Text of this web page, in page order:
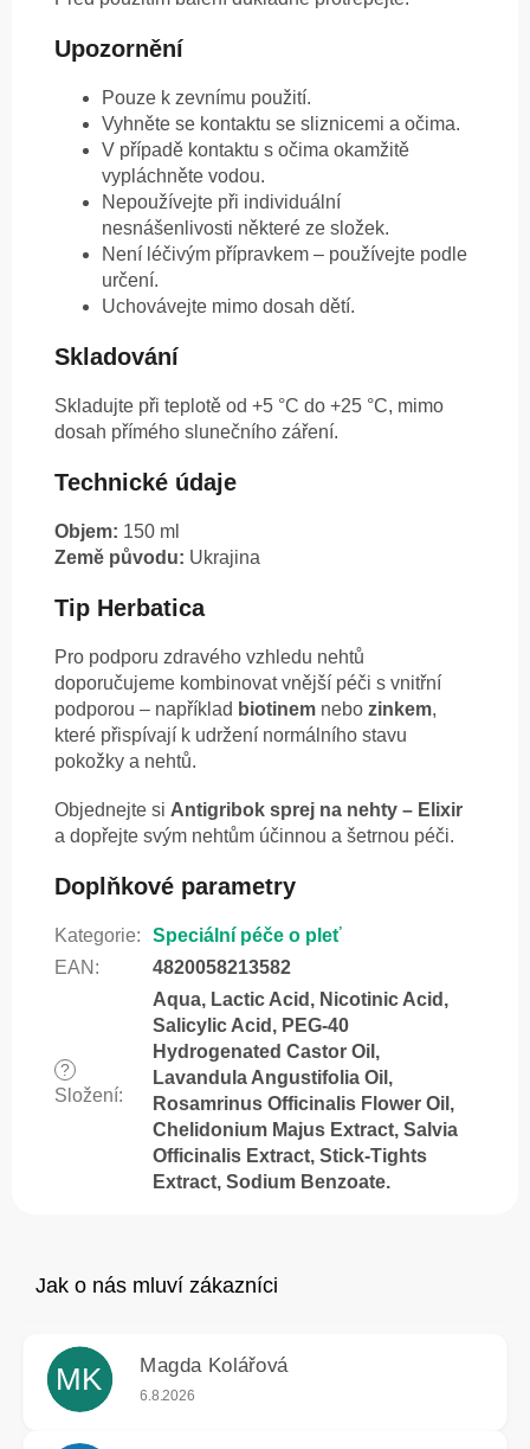
Upozornění
Pouze k zevnímu použití.
Vyhněte se kontaktu se sliznicemi a očima.
V případě kontaktu s očima okamžitě
vypláchněte vodou.
Nepoužívejte při individuální
nesnášenlivosti některé ze složek.
Není léčivým přípravkem – používejte podle
určení.
Uchovávejte mimo dosah dětí.
Skladování
Skladujte při teplotě od +5 °C do +25 °C, mimo
dosah přímého slunečního záření.
Technické údaje
Objem: 150 ml
Země původu: Ukrajina
Tip Herbatica
Pro podporu zdravého vzhledu nehtů
doporučujeme kombinovat vnější péči s vnitřní
podporou – například biotinem nebo zinkem,
které přispívají k udržení normálního stavu
pokožky a nehtů.
Objednejte si Antigribok sprej na nehty – Elixir
a dopřejte svým nehtům účinnou a šetrnou péči.
Doplňkové parametry
Kategorie:
Speciální péče o pleť
EAN : 4820058213582
?
Složení:
Aqua, Lactic Acid, Nicotinic Acid,
Salicylic Acid, PEG-40
Hydrogenated Castor Oil,
Lavandula Angustifolia Oil,
Rosamrinus Officinalis Flower Oil,
Chelidonium Majus Extract, Salvia
Officinalis Extract, Stick-Tights
Extract, Sodium Benzoate.
MK Magda Kolářová
Hodnocení obchodu je 5 z 5 hvězdiček.
6.8.2026